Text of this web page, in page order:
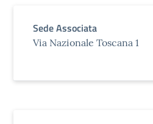
Sede Associata
Via Nazionale Toscana 1